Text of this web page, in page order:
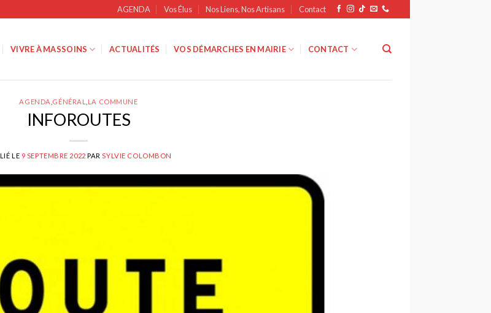
AGENDA Vos Élus Nos Liens, Nos Artisans Contact
VIVRE À MASSOINS ACTUALITÉS VOS DÉMARCHES EN MAIRIE CONTACT
AGENDA GÉNÉRAL LA COMMUNE
INFOROUTES
LE 9 SEPTEMBRE 2022 PAR SYLVIE COLOMBON